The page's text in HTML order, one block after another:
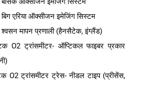
बिग एरिया ऑक्सीजन इमेजिंग सिस्टम
मापन प्रणाली (हैनसैटेक, इंग्लैंड)
O2 ट्रांसमीटर- ऑप्टिकल फाइबर प्रकार
O2 ट्रांसमीटर ट्रेस- नीडल टाइप (प्रीसेंस,